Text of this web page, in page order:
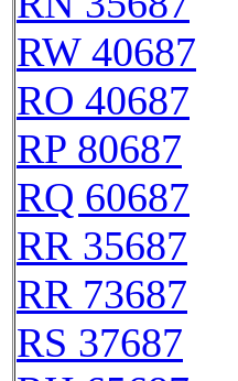
RW 40687
RO 40687
RP 80687
RQ 60687
RR 35687
RR 73687
RS 37687